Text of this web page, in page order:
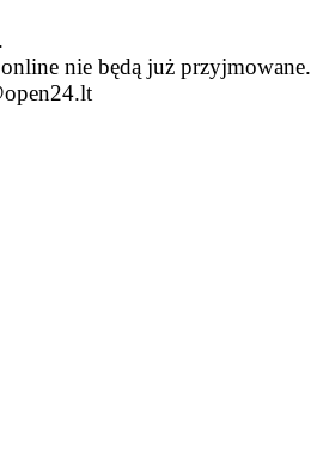
nie będą już przyjmowane.